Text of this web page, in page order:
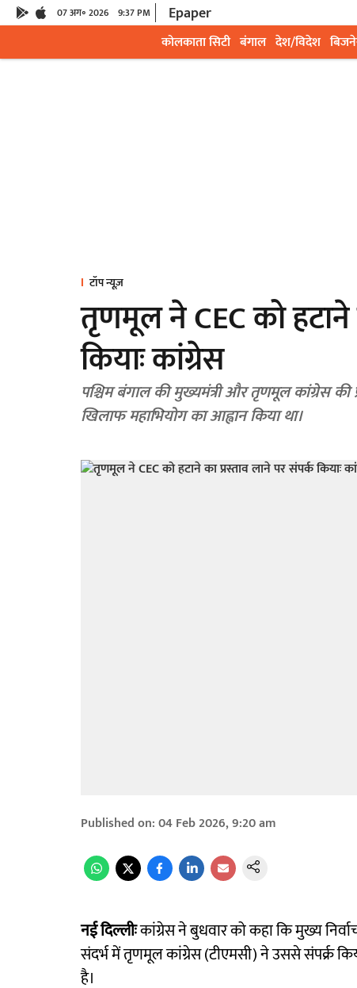
07 अग॰ 2026 9:37 PM Epaper
कोलकाता सिटी बंगाल देश/विदेश
टॉप न्यूज़
तृणमूल ने CEC को हटाने
कियाः कांग्रेस
पश्चिम बंगाल की मुख्यमंत्री और तृणमूल कांग्रेस
खिलाफ महाभियोग का आह्वान किया था।
Published on:04 Feb 2026, 9:20 am
नई दिल्लीःकांग्रेस ने बुधवार को कहा कि मुख्य
संदर्भ में तृणमूल कांग्रेस (टीएमसी) ने उससे संपर्क्र
है।